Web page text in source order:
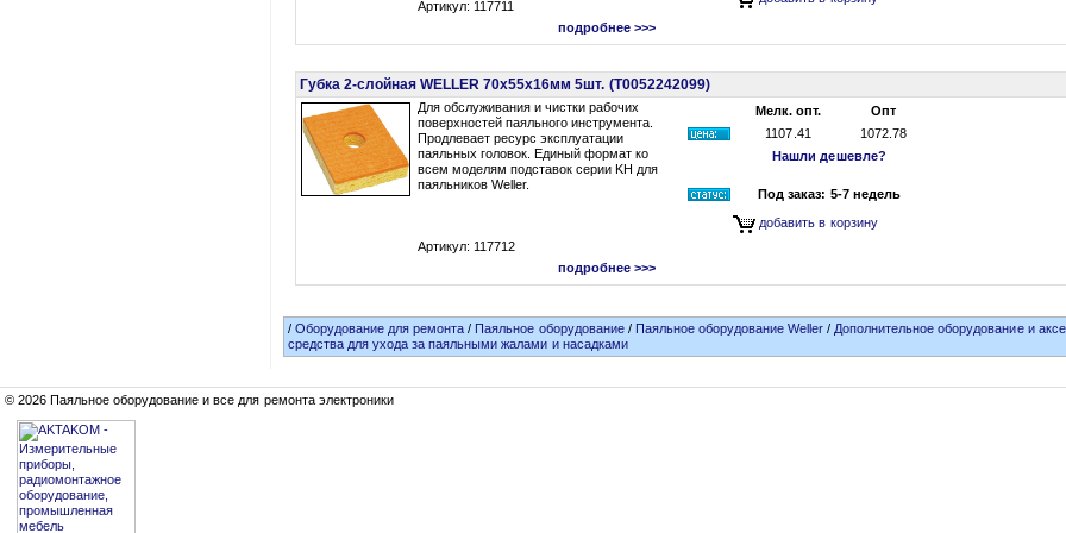
Артикул: 117711
подробнее >>>
Губка 2-слойная WELLER 70x55x16мм 5шт. (T0052242099)
Для обслуживания и чистки рабочих
поверхностей паяльного инструмента.
Продлевает ресурс эксплуатации
паяльных головок. Единый формат ко
всем моделям подставок серии KH для
паяльников Weller.
Артикул: 117712
подробнее >>>
Мелк. опт.
Опт
1107.41
1072.78
Нашли дешевле?
Под заказ: 5-7 недель
добавить в корзину
/Оборудование для ремонта /Паяльное оборудование/ Паяльное оборудование Weller / Дополнительное оборудование и
средства для ухода за паяльными жалами и насадками
© 2026 Паяльное оборудование и все для ремонта электроники